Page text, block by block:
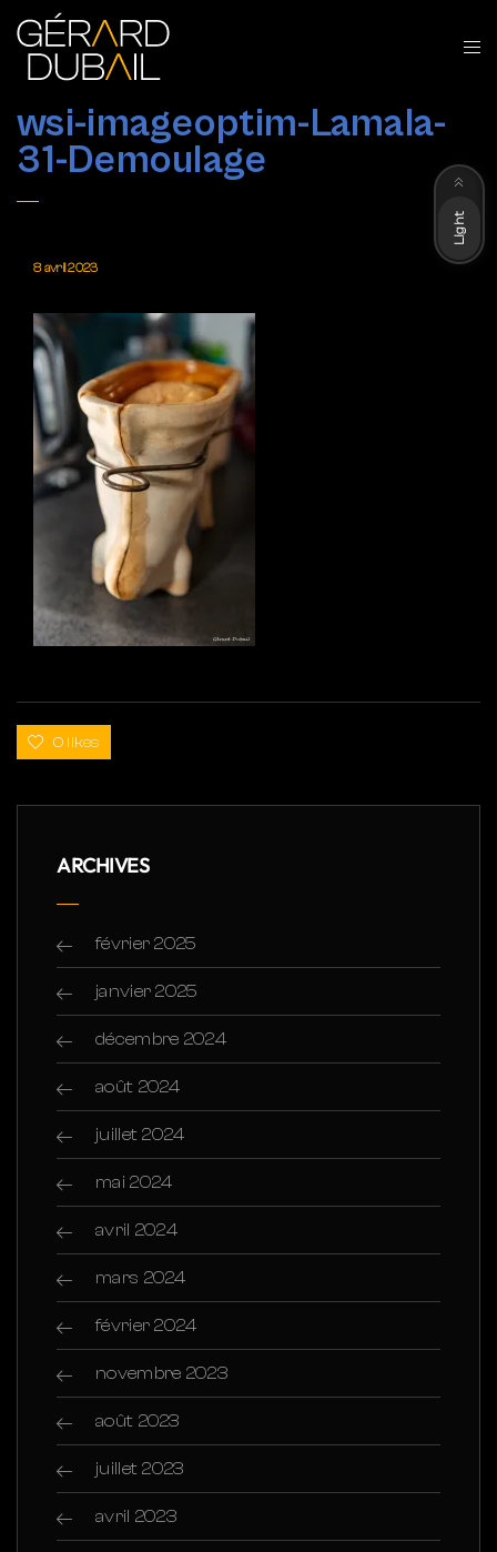
wsi-imageoptim-Lamala-
31-Demoulage
8 avril 2023
0 likes
ARCHIVES
février 2025
janvier 2025
décembre 2024
août 2024
juillet 2024
mai 2024
avril 2024
mars 2024
février 2024
novembre 2023
août 2023
juillet 2023
avril 2023
Light
Dark